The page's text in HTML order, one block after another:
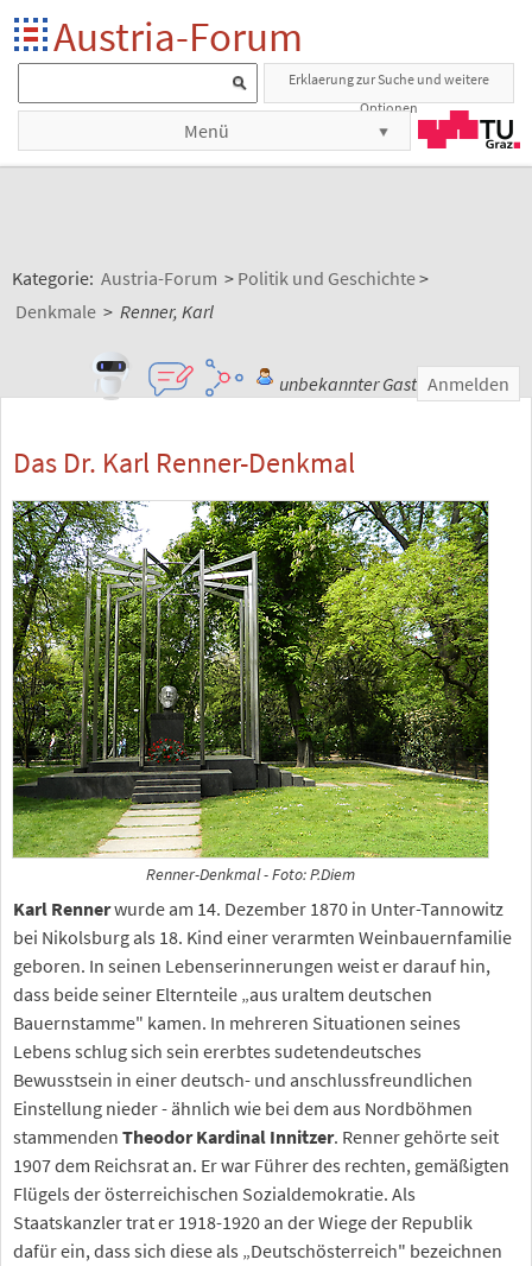
Austria-Forum
Erklaerung zur Suche und weitere
Optionen
Menü
Kategorie: Austria-Forum > Politik und Geschichte>
Denkmale > Renner, Karl
unbekannter Gast Anmelden
Das Dr. Karl Renner-Denkmal
Renner-Denkmal - Foto: P.Diem
Karl Rennerwurde am 14. Dezember 1870 in Unter-Tannowitz
bei Nikolsburg als 18. Kind einer verarmten Weinbauernfamilie
geboren. In seinen Lebenserinnerungen weist er darauf hin,
dass beide seiner Elternteile „aus uraltem deutschen
Bauernstamme" kamen. In mehreren Situationen seines
Lebens schlug sich sein ererbtes sudetendeutsches
Bewusstsein in einer deutsch- und anschlussfreundlichen
Einstellung nieder - ähnlich wie bei dem aus Nordböhmen
stammenden Theodor Kardinal Innitzer. Renner gehörte seit
1907 dem Reichsrat an. Er war Führer des rechten, gemäßigten
Flügels der österreichischen Sozialdemokratie. Als
Staatskanzler trat er 1918-1920 an der Wiege der Republik
dafür ein, dass sich diese als „Deutschösterreich" bezeichnen